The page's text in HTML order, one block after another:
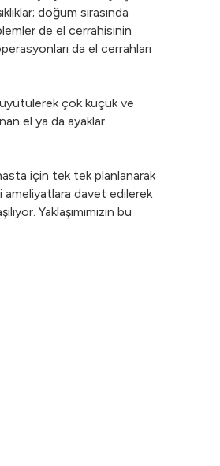
doğum sırasında
de el cerrahisinin
da el cerrahları
çok küçük ve
el ya da ayaklar
için tek tek planlanarak
ameliyatlara davet edilerek
Yaklaşımımızın bu